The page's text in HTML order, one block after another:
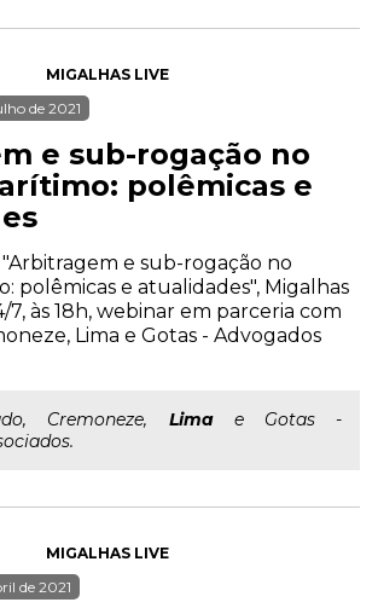
MIGALHAS LIVE
de 2021
e sub-rogação no
polêmicas e
e sub-rogação no
polêmicas e atualidades", Migalhas
7, às 18h, webinar em parceria com
Lima e Gotas - Advogados
Cremoneze, Limae Gotas -
MIGALHAS LIVE
de 2021